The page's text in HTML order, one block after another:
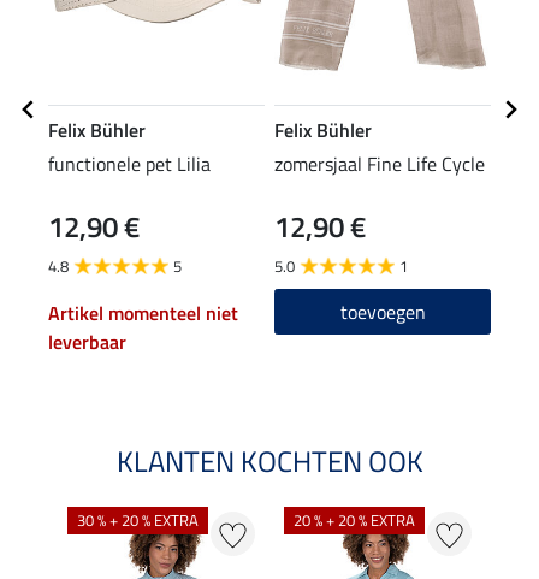
Felix Bühler
functionele pet Lilia
12,90 €
4.8 5
Artikel momenteel niet
leverbaar
Felix Bühler
zomersjaal Fine Life Cycle
12,90 €
5.0 1
toevoegen
KLANTEN KOCHTEN OOK
30 % + 20 % EXTRA 20 % + 20 % EXTRA